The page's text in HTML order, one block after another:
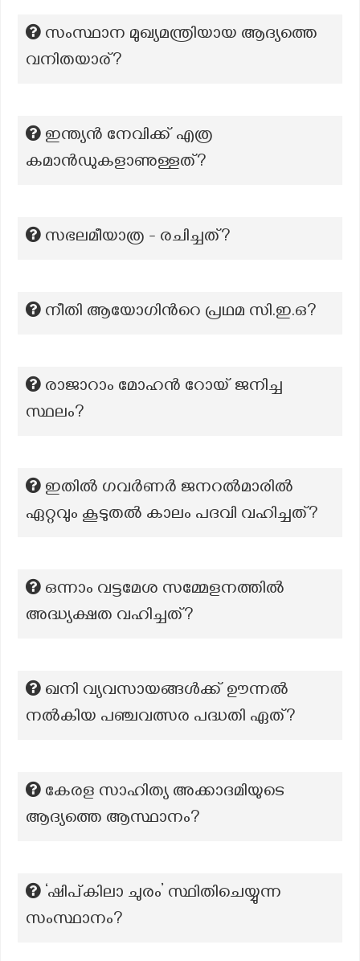
സംസ്ഥാന മുഖ്യമന്ത്രിയായ ആദ്യത്തെ
വനിതയാര്?
ഇന്ത്യൻ നേവിക്ക് എത്ര
കമാൻഡുകളാണുള്ളത്?
സഭലമീയാത്ര - രചിച്ചത്?
നീതി ആയോഗിന്‍റെ പ്രഥമ സി.ഇ.ഒ?
രാജാറാം മോഹൻ റോയ് ജനിച്ച
സ്ഥലം?
ഇതിൽ ഗവർണർ ജനറൽമാരിൽ
ഏറ്റവും കൂടുതൽ കാലം പദവി വഹിച്ചത്?
ഒന്നാം വട്ടമേശ സമ്മേളനത്തിൽ
അദ്ധ്യക്ഷത വഹിച്ചത്?
ഖനി വ്യവസായങ്ങൾക്ക് ഊന്നൽ
നൽകിയ പഞ്ചവത്സര പദ്ധതി ഏത്?
കേരള സാഹിത്യ അക്കാദമിയുടെ
ആദ്യത്തെ ആസ്ഥാനം?
‘ഷിപ്കിലാ ചുരം’ സ്ഥിതിചെയ്യുന്ന
സംസ്ഥാനം?